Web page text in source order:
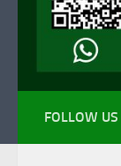
FOLLOW US